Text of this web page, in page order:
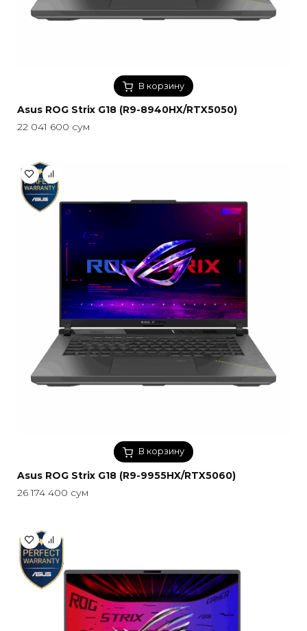
В корзину
Asus ROG Strix G18 (R9-8940HX/RTX5050)
22 041 600 сум
В корзину
Asus ROG Strix G18 (R9-9955HX/RTX5060)
26 174 400 сум